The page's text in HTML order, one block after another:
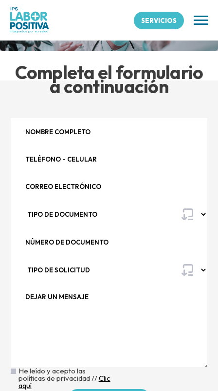
SERVICIOS
Completa el formulario
a continuación
He leído y acepto las
políticas de privacidad //Clic
aquí